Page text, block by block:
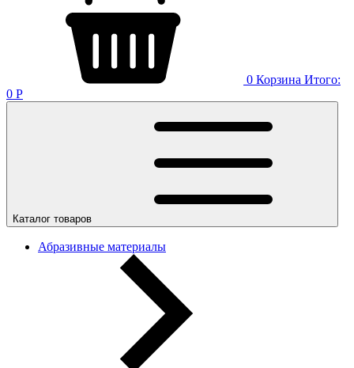
0 Корзина Итого:
0 Р
Каталог товаров
Абразивные материалы